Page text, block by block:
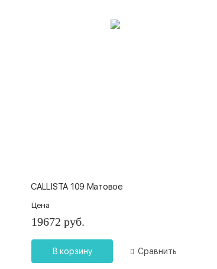
CALLISTA 109 Матовое
Цена
19672 руб.
В корзину Сравнить